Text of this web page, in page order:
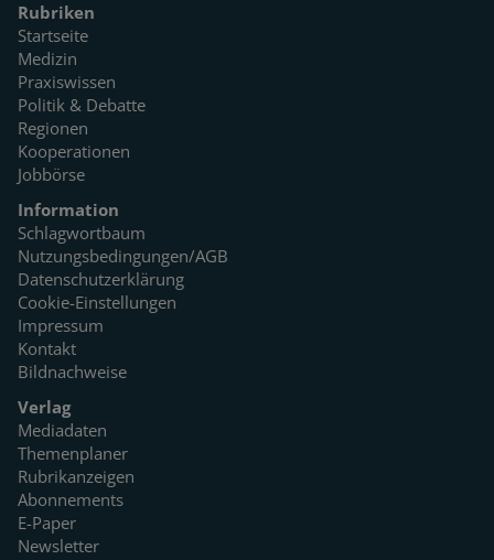
Rubriken
Startseite
Medizin
Praxiswissen
Politik & Debatte
Regionen
Kooperationen
Jobbörse
Information
Schlagwortbaum
Nutzungsbedingungen/AGB
Datenschutzerklärung
Cookie-Einstellungen
Impressum
Kontakt
Bildnachweise
Verlag
Mediadaten
Themenplaner
Rubrikanzeigen
Abonnements
E-Paper
Newsletter